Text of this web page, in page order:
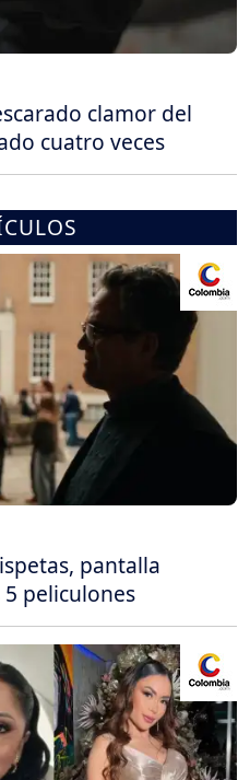
clamor del
cuatro veces
pantalla
peliculones